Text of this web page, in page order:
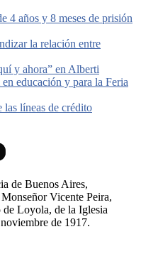
4 años y 8 meses de prisión
la relación entre
y ahora” en Alberti
educación y para la Feria
las líneas de crédito
de Buenos Aires,
Vicente Peira,
Loyola, de la Iglesia
de 1917.